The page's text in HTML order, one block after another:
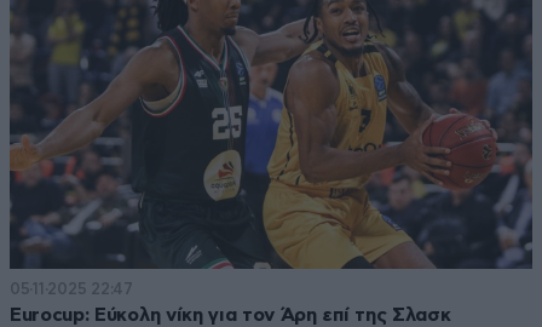
05·11·2025 22:47
Eurocup: Εύκολη νίκη για τον Άρη επί της Σλασκ